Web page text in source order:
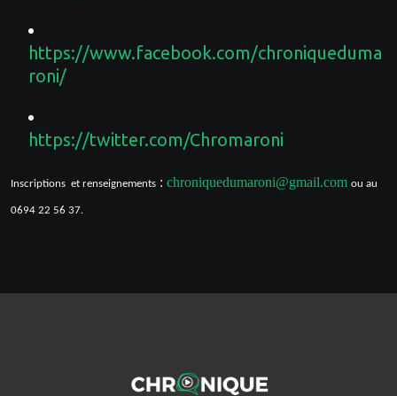
https://www.facebook.com/chroniqueduma
roni/
https://twitter.com/Chromaroni
Inscriptions et renseignements : chroniquedumaroni@gmail.com ou au
0694 22 56 37.